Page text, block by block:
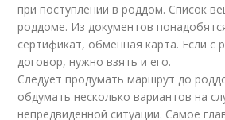
при поступлении в роддом. Список
роддоме. Из документов
сертификат, обменная карта. Если с
договор, нужно взять и его.
Следует продумать маршрут до
обдумать несколько вариантов на
непредвиденной ситуации. Самое